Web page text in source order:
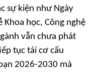
sự kiện như Ngày
Khoa học, Công nghệ
vẫn chưa phát
tục tái cơ cấu
2026-2030 mà